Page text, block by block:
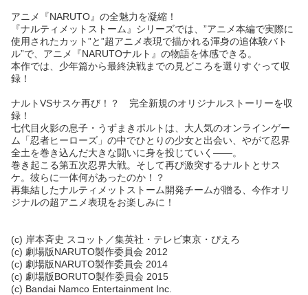
アニメ『NARUTO』の全魅力を凝縮！
『ナルティメットストーム』シリーズでは、”アニメ本編で実際に
使用されたカット”と”超アニメ表現で描かれる渾身の追体験バト
ル”で、アニメ『NARUTOナルト』の物語を体感できる。
本作では、少年篇から最終決戦までの見どころを選りすぐって収
録！
ナルトVSサスケ再び！？ 完全新規のオリジナルストーリーを収
録！
七代目火影の息子・うずまきボルトは、大人気のオンラインゲー
ム「忍者ヒーローズ」の中でひとりの少女と出会い、やがて忍界
全土を巻き込んだ大きな闘いに身を投じていく——。
巻き起こる第五次忍界大戦。そして再び激突するナルトとサス
ケ。彼らに一体何があったのか！？
再集結したナルティメットストーム開発チームが贈る、今作オリ
ジナルの超アニメ表現をお楽しみに！
(c) 岸本斉史 スコット／集英社・テレビ東京・ぴえろ
(c) 劇場版NARUTO製作委員会 2012
(c) 劇場版NARUTO製作委員会 2014
(c) 劇場版BORUTO製作委員会 2015
(c) Bandai Namco Entertainment Inc.